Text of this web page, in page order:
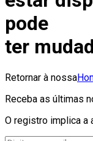
pode
ter
Retornar à nossa
Receba as últimas
O registro implica a